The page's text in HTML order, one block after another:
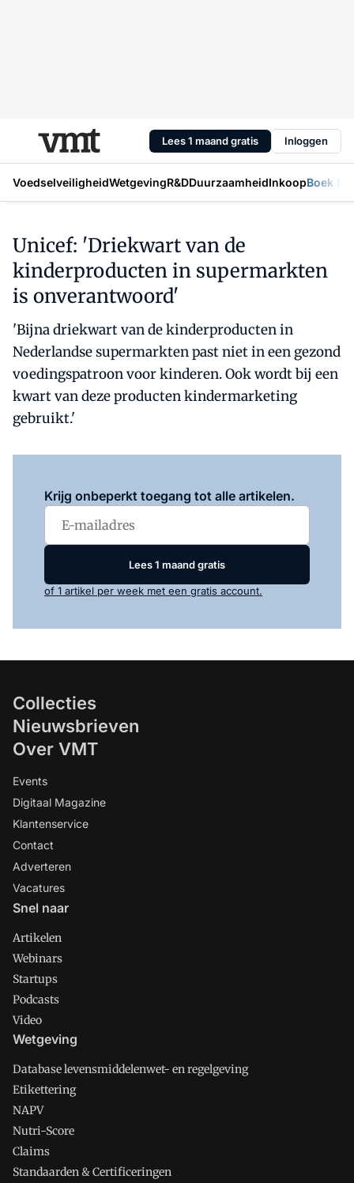
Lees 1 maand gratis Inloggen
VoedselveiligheidWetgevingR&DDuurzaamheidInkoopBoek
Unicef: 'Driekwart van de
kinderproducten in supermarkten
is onverantwoord'
'Bijna driekwart van de kinderproducten in
Nederlandse supermarkten past niet in een gezond
voedingspatroon voor kinderen. Ook wordt bij een
kwart van deze producten kindermarketing
gebruikt.'
Krijg onbeperkt toegang tot alle artikelen.
Lees 1 maand gratis
of 1 artikel per week met een gratis account.
Collecties
Nieuwsbrieven
Over VMT
Events
Digitaal Magazine
Klantenservice
Contact
Adverteren
Vacatures
Snel naar
Artikelen
Webinars
Startups
Podcasts
Video
Wetgeving
Database levensmiddelenwet- en regelgeving
Etikettering
NAPV
Nutri-Score
Claims
Standaarden & Certificeringen